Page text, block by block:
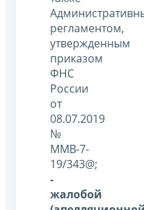
регламентом,
утвержденным
приказом
ФНС
России
от
08.07.2019
№
ММВ-7-
19/343@;
-
жалобой